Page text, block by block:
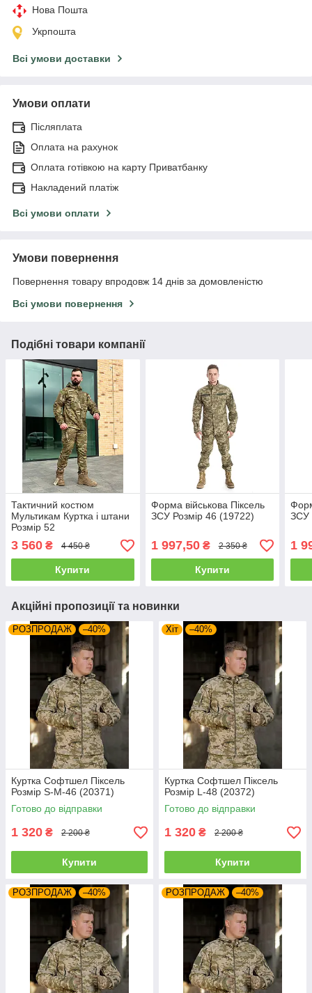
Нова Пошта
Укрпошта
Всі умови доставки
Умови оплати
Післяплата
Оплата на рахунок
Оплата готівкою на карту Приватбанку
Накладений платіж
Всі умови оплати
Умови повернення
Повернення товару впродовж 14 днів за домовленістю
Всі умови повернення
Подібні товари компанії
Тактичний костюм
Мультикам Куртка і штани
Розмір 52
3 560 ₴ 4 450 ₴
Купити
Форма військова Піксель
ЗСУ Розмір 46 (19722)
1 997,50₴ 2 350 ₴
Купити
ЗСУ
1
Акційні пропозиції та новинки
РОЗПРОДАЖ –40%
Куртка Софтшел Піксель
Розмір S-M-46 (20371)
Готово до відправки
1 320 ₴ 2 200 ₴
Купити
Хіт –40%
Куртка Софтшел Піксель
Розмір L-48 (20372)
Готово до відправки
1 320 ₴ 2 200 ₴
Купити
РОЗПРОДАЖ –40% РОЗПРОДАЖ –40%